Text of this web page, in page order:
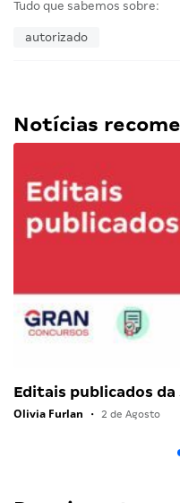
Tudo que sabemos sobre:
autorizado
Notícias
Editais publicados
Olivia Furlan • 2 de Agosto